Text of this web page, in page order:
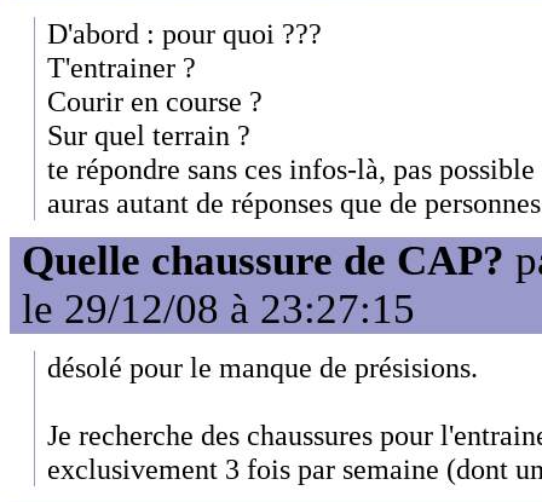
D'abord : pour quoi ???
T'entrainer ?
Courir en course ?
Sur quel terrain ?
te répondre sans ces infos-là, pas
auras autant de réponses que de
Quelle chaussure de CAP?
le 29/12/08 à 23:27:15
désolé pour le manque de présisions.
Je recherche des chaussures pour
exclusivement 3 fois par semaine (dont